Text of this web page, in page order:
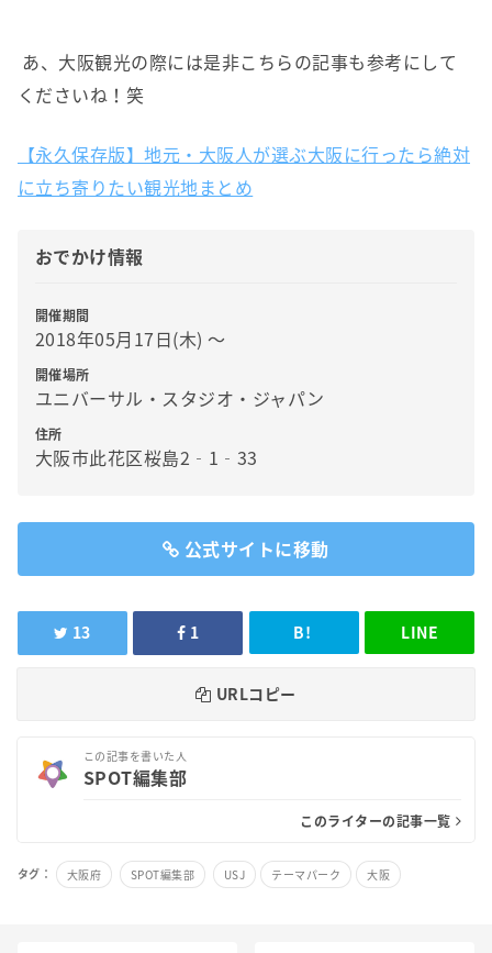
あ、大阪観光の際には是非こちらの記事も参考にして
くださいね！笑
【永久保存版】地元・大阪人が選ぶ大阪に行ったら絶対
に立ち寄りたい観光地まとめ
おでかけ情報
開催期間
2018年05月17日(木) 〜
開催場所
ユニバーサル・スタジオ・ジャパン
住所
大阪市此花区桜島2‐1‐33
公式サイトに移動
13 1 B! LINE
URLコピー
この記事を書いた人
SPOT編集部
このライターの記事一覧
タグ： 大阪府 SPOT編集部 USJ テーマパーク 大阪